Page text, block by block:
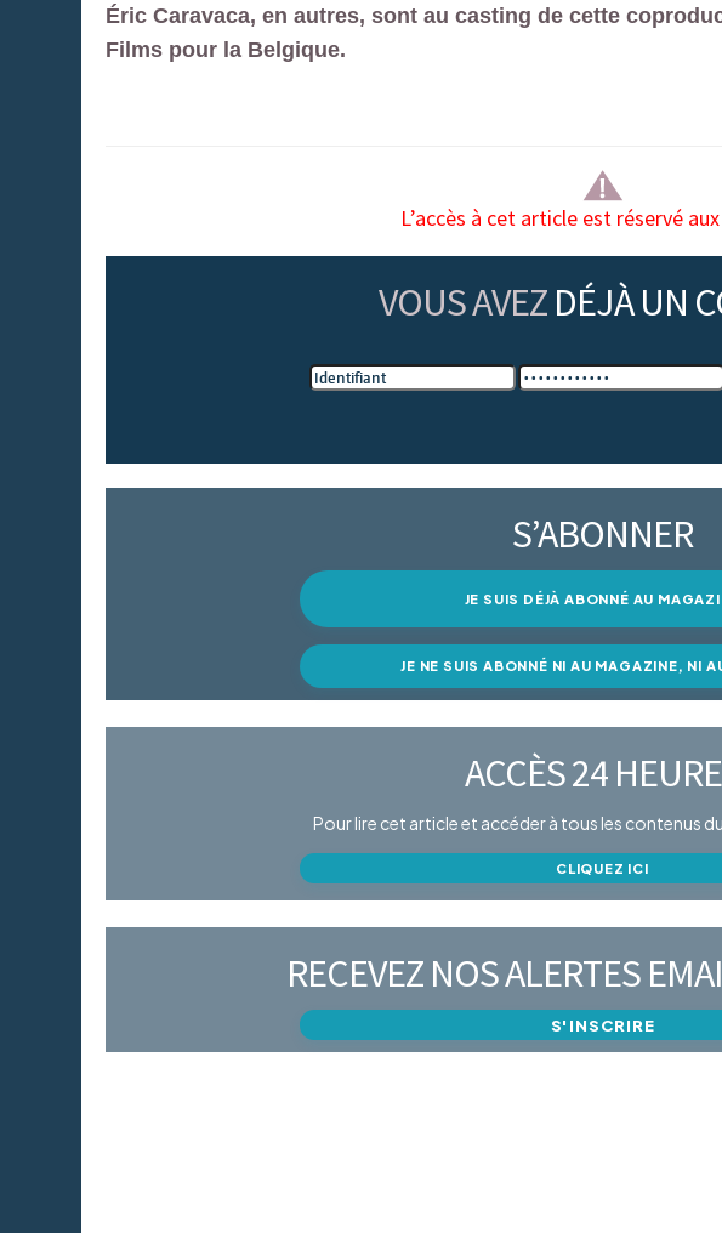
Éric Caravaca, en autres, sont au casting de cette
Films pour la Belgique.
L’accès à cet article est réservé
VOUS AVEZ DÉJÀ UN
S’ABONNER
JE SUIS DÉJÀ ABONNÉ AU
JE NE SUIS ABONNÉ NI AU MAGAZINE, NI
ACCÈS 24
Pour lire cet article et accéder à tous les contenus
CLIQUEZ ICI
RECEVEZ NOS ALERTES
S'INSCRIRE